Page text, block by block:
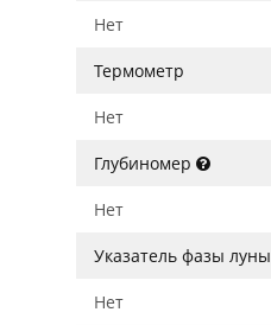
Нет
Термометр
Нет
Глубиномер
Нет
Указатель фазы луны
Нет